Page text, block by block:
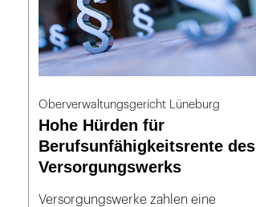
Oberverwaltungsgericht Lüneburg
Hohe Hürden für
Berufsunfähigkeitsrente des
Versorgungswerks
Versorgungswerke zahlen eine